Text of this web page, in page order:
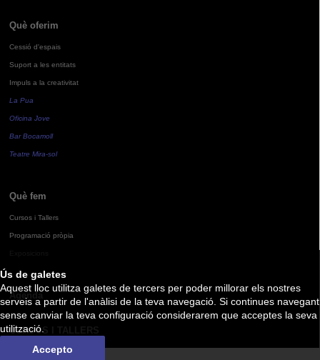
Ús de galetes
Aquest lloc utilitza galetes de tercers per poder millorar els nostres
serveis a partir de l'anàlisi de la teva navegació. Si continues navegant
sense canviar la teva configuració considerarem que acceptes la seva
utilització.
Accepto
Què oferim
Cessió d'espais
Suport a les entitats
Impuls a la creativitat
La Pua
Oficina Jove
Bar Bocamoll
Teatre Mira-sol
Què fem
Cursos i Tallers
Programació pròpia
Agenda
CURSOS I TALLERS